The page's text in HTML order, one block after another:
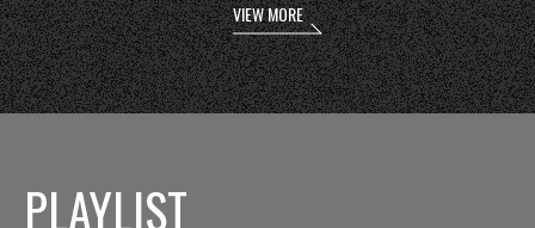
VIEW MORE
PLAYLIST